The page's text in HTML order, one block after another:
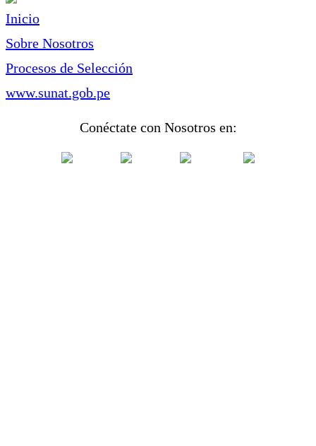
Inicio
Sobre Nosotros
Procesos de Selección
www.sunat.gob.pe
Conéctate con Nosotros en: